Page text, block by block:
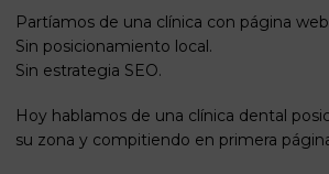
Partíamos de una clínica con página
Sin posicionamiento local.
Sin estrategia SEO.
Hoy hablamos de una clínica dental
su zona y compitiendo en primera